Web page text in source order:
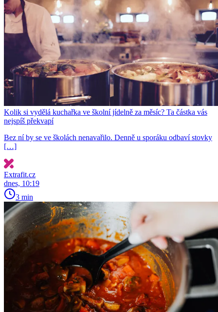
Kolik si vydělá kuchařka ve školní jídelně za měsíc? Ta částka vás
nejspíš překvapí
Bez ní by se ve školách nenavařilo. Denně u sporáku odbaví stovky
[…]
Extrafit.cz
dnes, 10:19
3 min